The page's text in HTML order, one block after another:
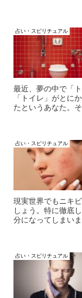
占い・スピリチュアル
最近、夢の中で「
「トイレ」がとに
たというあなた。
占い・スピリチュアル
現実世界でもニキ
しょう。特に徹底
分になってしまい
占い・スピリチュアル